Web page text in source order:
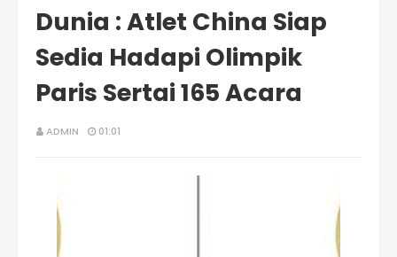
Dunia : Atlet China Siap
Sedia Hadapi Olimpik
Paris Sertai 165 Acara
ADMIN 01:01